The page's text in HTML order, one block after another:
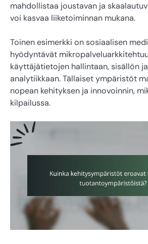
mahdollistaa joustavan ja
voi kasvaa liiketoiminnan mukana.
Toinen esimerkki on sosiaalisen
hyödyntävät
käyttäjätietojen hallintaan, sisällön
analytiikkaan. Tällaiset ympäristöt
nopean kehityksen ja innovoinnin,
kilpailussa.